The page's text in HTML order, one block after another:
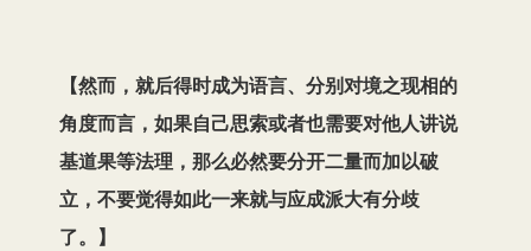
【然而，就后得时成为语言、分别对境之现相的
角度而言，如果自己思索或者也需要对他人讲说
基道果等法理，那么必然要分开二量而加以破
立，不要觉得如此一来就与应成派大有分歧
了。】